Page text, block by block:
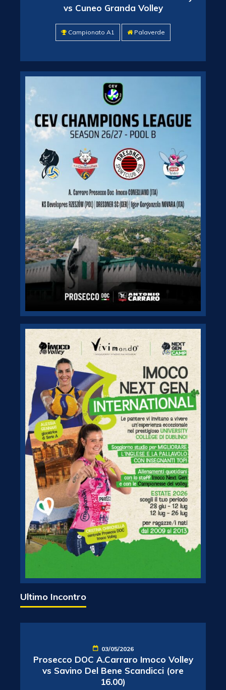
vs Cuneo Granda Volley
Campionato A1 Palaverde
Ultimo Incontro
03/05/2026
Prosecco DOC A.Carraro Imoco Volley
vs Savino Del Bene Scandicci (ore
16.00)